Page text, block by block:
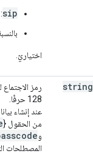
sip
: 12345678@altostrat.com
اختياريّ.
string
رمز
128 حرفًا.
عند إنشاء
من الحقول {
و
المصطلحات